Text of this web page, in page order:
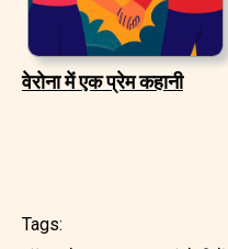
वेरोना में एक प्रेम कहानी
Tags: